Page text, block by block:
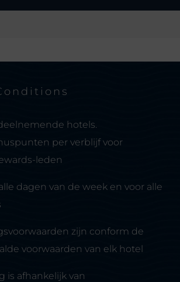
hotels.
per verblijf voor
leden
dagen van de week en voor alle
zijn conform de
voorwaarden van elk hotel
is afhankelijk van